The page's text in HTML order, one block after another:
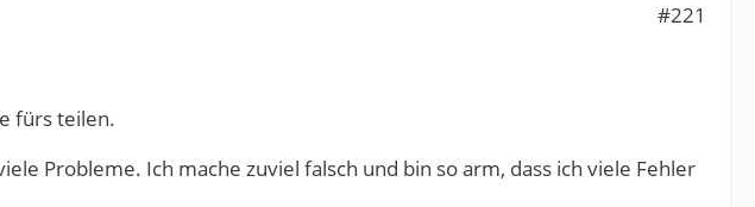
#221
fürs teilen.
Probleme. Ich mache zuviel falsch und bin so arm, dass ich viele Fehler